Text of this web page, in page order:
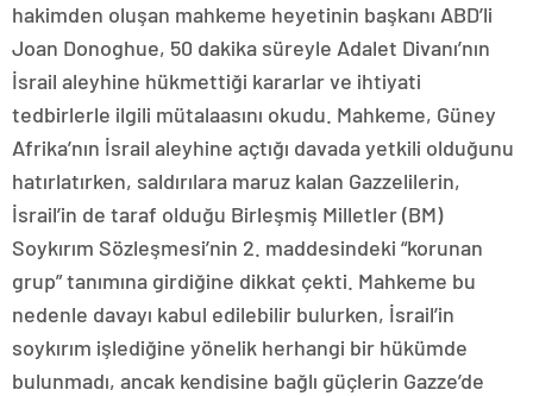
hakimden oluşan mahkeme heyetinin başkanı ABD’li
Joan Donoghue, 50 dakika süreyle Adalet Divanı’nın
İsrail aleyhine hükmettiği kararlar ve ihtiyati
tedbirlerle ilgili mütalaasını okudu. Mahkeme, Güney
Afrika’nın İsrail aleyhine açtığı davada yetkili olduğunu
hatırlatırken, saldırılara maruz kalan Gazzelilerin,
İsrail’in de taraf olduğu Birleşmiş Milletler (BM)
Soykırım Sözleşmesi’nin 2. maddesindeki “korunan
grup” tanımına girdiğine dikkat çekti. Mahkeme bu
nedenle davayı kabul edilebilir bulurken, İsrail’in
soykırım işlediğine yönelik herhangi bir hükümde
bulunmadı, ancak kendisine bağlı güçlerin Gazze’de